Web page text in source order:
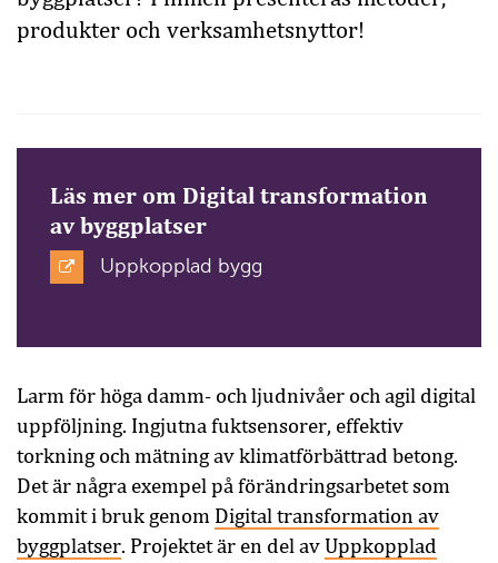
produkter och verksamhetsnyttor!
Läs mer om Digital transformation
av byggplatser
Uppkopplad bygg
Larm för höga damm- och ljudnivåer och agil digital
uppföljning. Ingjutna fuktsensorer, effektiv
torkning och mätning av klimatförbättrad betong.
Det är några exempel på förändringsarbetet som
kommit i bruk genom Digital transformation av
byggplatser. Projektet är en del avUppkopplad